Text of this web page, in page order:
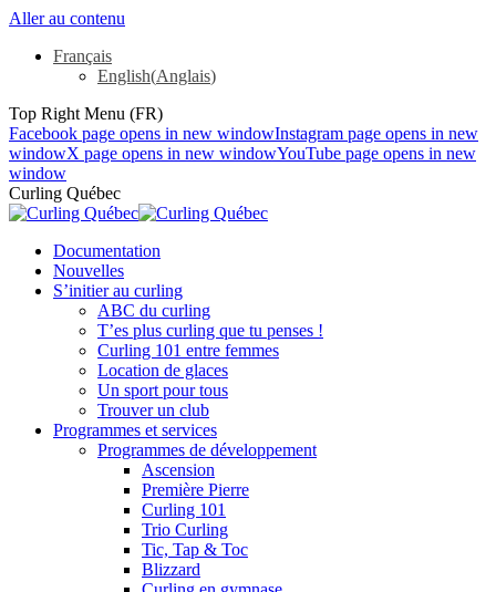
Aller au contenu
Français
English(Anglais)
Top Right Menu (FR)
Facebook page opens in new windowInstagram page opens in new
windowX page opens in new windowYouTube page opens in new
window
Curling Québec
Documentation
Nouvelles
S’initier au curling
ABC du curling
T’es plus curling que tu penses !
Curling 101 entre femmes
Location de glaces
Un sport pour tous
Trouver un club
Programmes et services
Programmes de développement
Ascension
Première Pierre
Curling 101
Trio Curling
Tic, Tap & Toc
Blizzard